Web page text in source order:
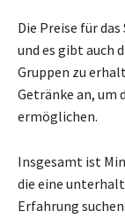
Die Preise für
und es gibt auch
Gruppen zu
Getränke an, um
ermöglichen.
Insgesamt ist
die eine
Erfahrung suchen.